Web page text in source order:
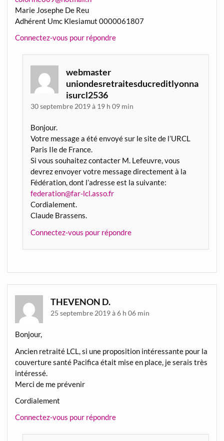
Marie Josephe De Reu
Adhérent Umc Klesiamut 0000061807
Connectez-vous pour répondre
webmaster
uniondesretraitesducreditlyonna
isurcl2536
30 septembre 2019 à 19 h 09 min
Bonjour.
Votre message a été envoyé sur le site de l’URCL
Paris Ile de France.
Si vous souhaitez contacter M. Lefeuvre, vous
devrez envoyer votre message directement à la
Fédération, dont l’adresse est la suivante:
federation@far-lcl.asso.fr
Cordialement.
Claude Brassens.
Connectez-vous pour répondre
THEVENON D.
25 septembre 2019 à 6 h 06 min
Bonjour,
Ancien retraité LCL, si une proposition intéressante pour la
couverture santé Pacifica était mise en place, je serais très
intéressé.
Merci de me prévenir
Cordialement
Connectez-vous pour répondre